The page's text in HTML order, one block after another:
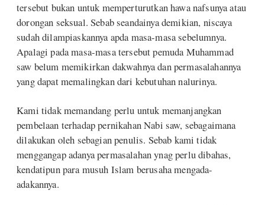
tersebut bukan untuk memperturutkan hawa nafsunya atau
dorongan seksual. Sebab seandainya demikian, niscaya
sudah dilampiaskannya apda masa-masa sebelumnya.
Apalagi pada masa-masa tersebut pemuda Muhammad
saw belum memikirkan dakwahnya dan permasalahannya
yang dapat memalingkan dari kebutuhan nalurinya.
Kami tidak memandang perlu untuk memanjangkan
pembelaan terhadap pernikahan Nabi saw, sebagaimana
dilakukan oleh sebagian penulis. Sebab kami tidak
menggangap adanya permasalahan ynag perlu dibahas,
kendatipun para musuh Islam berusaha mengada-
adakannya.